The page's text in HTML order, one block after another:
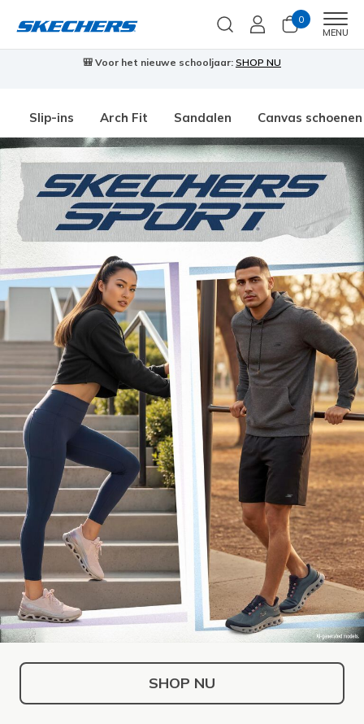
0
MENU
🎒 Voor het nieuwe schooljaar: SHOP NU
Slip-ins Arch Fit Sandalen Canvas schoenen
SHOP NU